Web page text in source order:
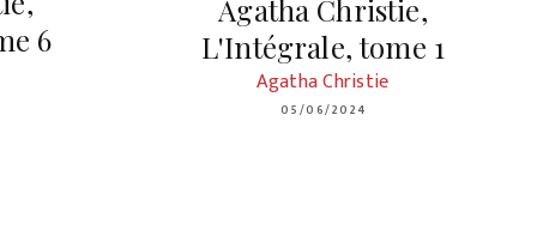
6
Agatha Christie,
L'Intégrale, tome 1
Agatha Christie
05/06/2024